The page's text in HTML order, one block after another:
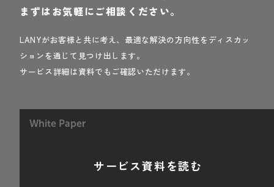
まずはお気軽にご相談ください。
LANYがお客様と共に考え、最適な解決の方向性をディスカッ
ションを通じて見つけ出します。
サービス詳細は資料でもご確認いただけます。
White Paper
サービス資料を読む